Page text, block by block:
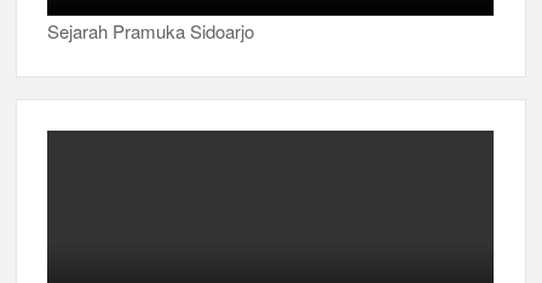
Sejarah Pramuka Sidoarjo